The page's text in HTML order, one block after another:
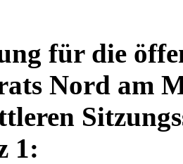
für die
Nord am
1: